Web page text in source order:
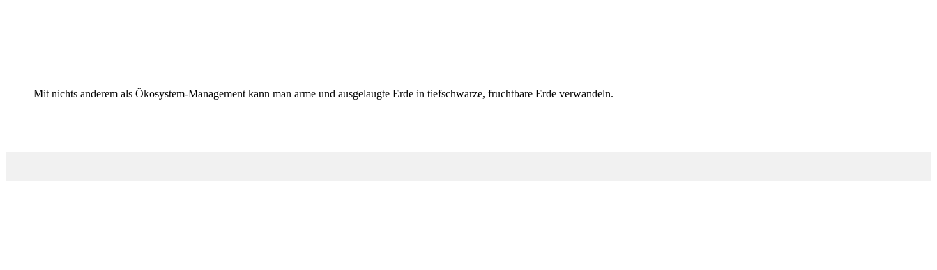
Mit nichts anderem als Ökosystem-Management kann man arme und ausgelaugte Erde in tiefschwarze, fruchtbare Erde verwandeln.